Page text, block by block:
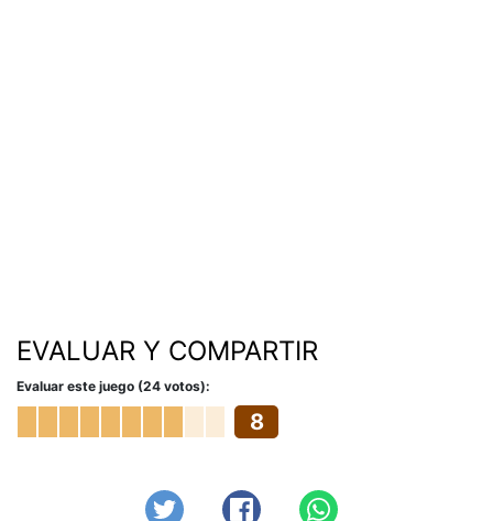
EVALUAR Y COMPARTIR
Evaluar este juego (24 votos):
8